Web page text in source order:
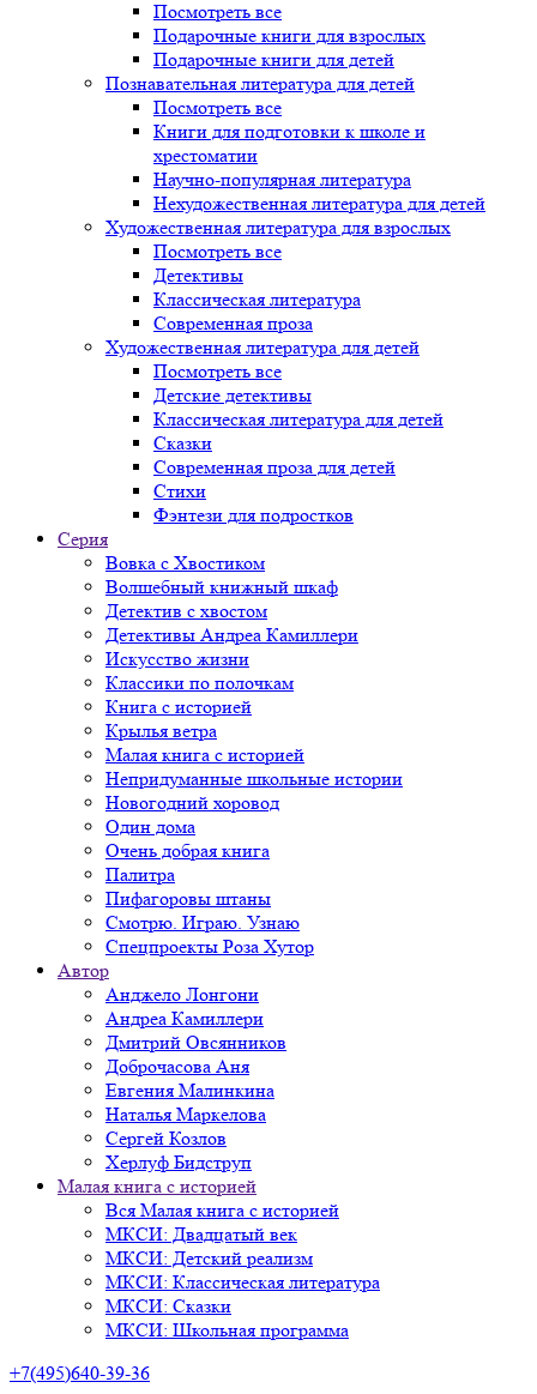
Посмотреть все
Подарочные книги для взрослых
Подарочные книги для детей
Познавательная литература для детей
Посмотреть все
Книги для подготовки к школе и
хрестоматии
Научно-популярная литература
Нехудожественная литература для детей
Художественная литература для взрослых
Посмотреть все
Детективы
Классическая литература
Современная проза
Художественная литература для детей
Посмотреть все
Детские детективы
Классическая литература для детей
Сказки
Современная проза для детей
Стихи
Фэнтези для подростков
Серия
Вовка с Хвостиком
Волшебный книжный шкаф
Детектив с хвостом
Детективы Андреа Камиллери
Искусство жизни
Классики по полочкам
Книга с историей
Крылья ветра
Малая книга с историей
Непридуманные школьные истории
Новогодний хоровод
Один дома
Очень добрая книга
Палитра
Пифагоровы штаны
Смотрю. Играю. Узнаю
Спецпроекты Роза Хутор
Автор
Анджело Лонгони
Андреа Камиллери
Дмитрий Овсянников
Доброчасова Аня
Евгения Малинкина
Наталья Маркелова
Сергей Козлов
Херлуф Бидструп
Малая книга с историей
Вся Малая книга с историей
МКСИ: Двадцатый век
МКСИ: Детский реализм
МКСИ: Классическая литература
МКСИ: Сказки
МКСИ: Школьная программа
+7(495)640-39-36